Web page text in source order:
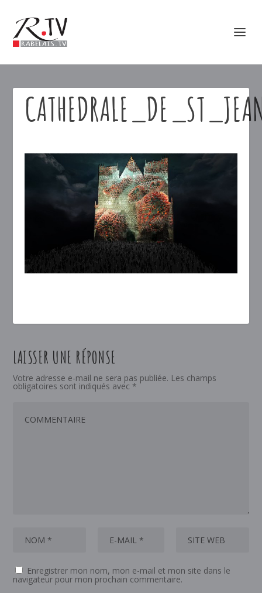
LAISSER UNE RÉPONSE
Votre adresse e-mail ne sera pas publiée. Les champs
obligatoires sont indiqués avec *
Enregistrer mon nom, mon e-mail et mon site dans le
navigateur pour mon prochain commentaire.